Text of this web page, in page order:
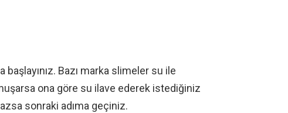
Bazı marka slimeler su ile
ona göre su ilave ederek istediğiniz
sonraki adıma geçiniz.